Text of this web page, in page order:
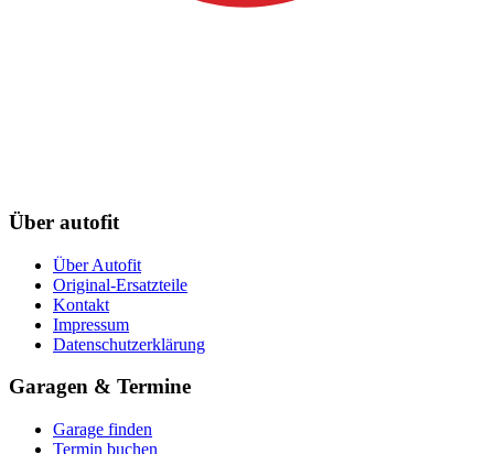
Über autofit
Über Autofit
Original-Ersatzteile
Kontakt
Impressum
Datenschutzerklärung
Garagen & Termine
Garage finden
Termin buchen